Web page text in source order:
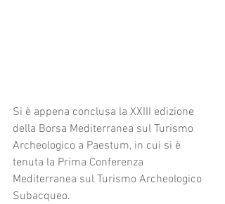
Si è appena conclusa la XXIII edizione
della Borsa Mediterranea sul Turismo
Archeologico a Paestum, in cui si è
tenuta la Prima Conferenza
Mediterranea sul Turismo Archeologico
Subacqueo.